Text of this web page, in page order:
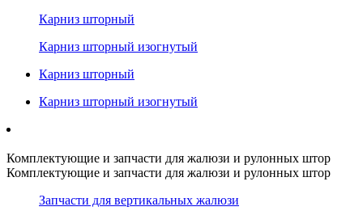
Карниз шторный
Карниз шторный изогнутый
Карниз шторный
Карниз шторный изогнутый
Комплектующие и запчасти для жалюзи и рулонных штор
Комплектующие и запчасти для жалюзи и рулонных штор
Запчасти для вертикальных жалюзи